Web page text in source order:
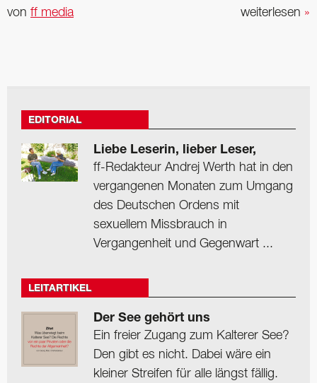
weiterlesen »
von ff media
EDITORIAL
Liebe Leserin, lieber Leser,
ff-Redakteur Andrej Werth hat in den
vergangenen Monaten zum Umgang
des Deutschen Ordens mit
sexuellem Missbrauch in
Vergangenheit und Gegenwart ...
LEITARTIKEL
Der See gehört uns
Ein freier Zugang zum Kalterer See?
Den gibt es nicht. Dabei wäre ein
kleiner Streifen für alle längst fällig.